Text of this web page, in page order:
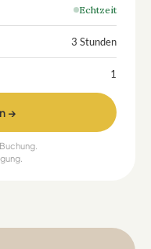
Echtzeit
3 Stunden
1
→